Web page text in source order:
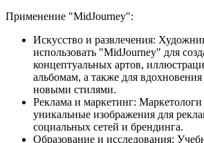
Применение "MidJourney":
Искусство и развлечения:
использовать "MidJourney" для
концептуальных артов,
альбомам, а также для
новыми стилями.
Реклама и маркетинг: Маркетологи
уникальные изображения для
социальных сетей и брендинга.
Образование и исследования: